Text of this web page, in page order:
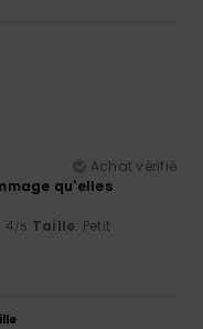
Achat vérifié
qu'elles
: 4/5 Taille: Petit